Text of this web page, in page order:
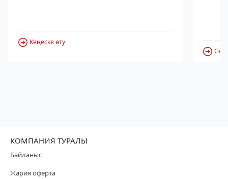
Кеңеске өту
КОМПАНИЯ ТУРАЛЫ
Байланыс
Жария оферта